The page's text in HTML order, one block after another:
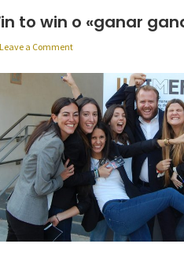
to win o «ganar
Leave a Comment